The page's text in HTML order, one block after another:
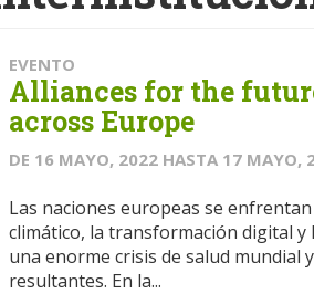
EVENTO
Alliances for the
across Europe
DE 16 MAYO, 2022 HASTA 17 MAYO,
Las naciones europeas se
climático, la transformación digital y
una enorme crisis de salud mundial
resultantes. En la...